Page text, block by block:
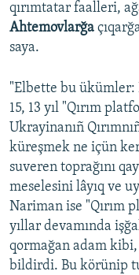
qırımtatar faalleri,
Ahtemovlarğa
saya.
"Elbette bu ükümler:
15, 13 yıl "Qırım
Ukrayinanıñ
küreşmek ne içün
suveren toprağını
meselesini lâyıq ve
Nariman ise "Qırım
yıllar devamında
qormağan adam
bildirdi. Bu körünip